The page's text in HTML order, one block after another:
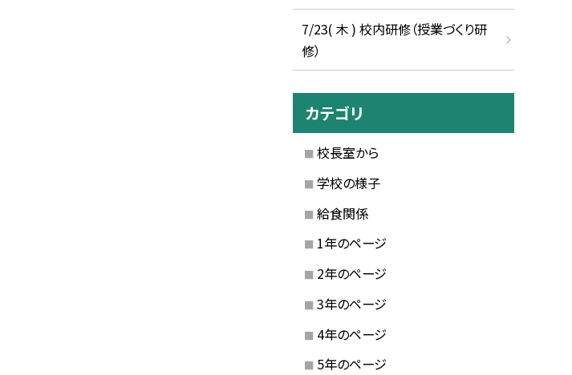
7/23( 木 ) 校内研修（授業づくり研
修）
カテゴリ
校長室から
学校の様子
給食関係
1年のページ
2年のページ
3年のページ
4年のページ
5年のページ